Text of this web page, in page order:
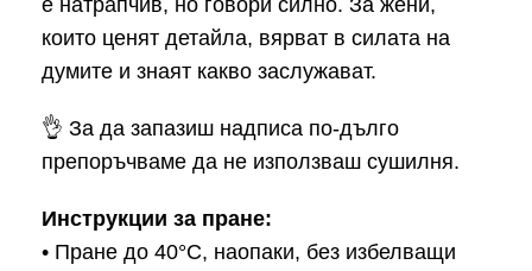
е натрапчив, но говори силно. За жени,
които ценят детайла, вярват в силата на
думите и знаят какво заслужават.
👌 За да запазиш надписа по-дълго
препоръчваме да не използваш сушилня.
Инструкции за пране:
• Пране до 40°C, наопаки, без избелващи